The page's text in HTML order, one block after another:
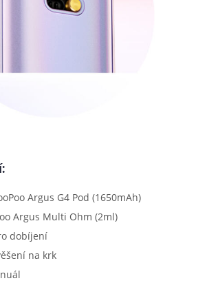
Argus G4 Pod (1650mAh)
Argus Multi Ohm (2ml)
dobíjení
na krk